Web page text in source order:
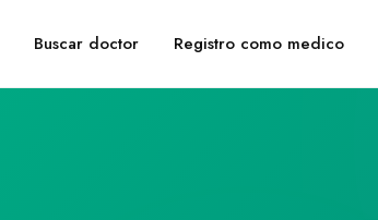
Buscar doctor Registro como medico